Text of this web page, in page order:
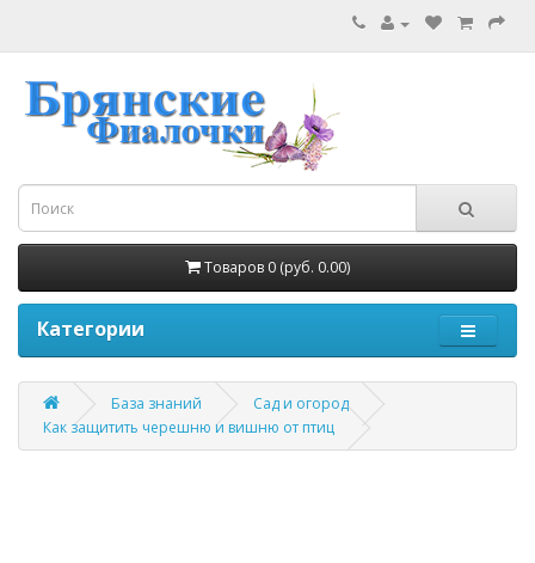
Товаров 0 (руб. 0.00)
Категории
База знаний
Сад и огород
Как защитить черешню и вишню от птиц